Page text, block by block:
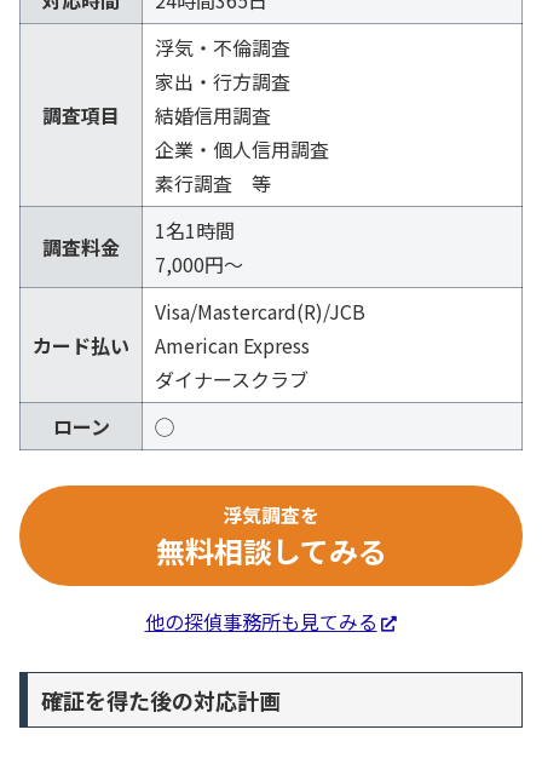
調査項目
浮気・不倫調査
家出・行方調査
結婚信用調査
企業・個人信用調査
素行調査 等
調査料金
1名1時間
7,000円～
カード払い
Visa/Mastercard(R)/JCB
American Express
ダイナースクラブ
ローン
◯
浮気調査を
無料相談してみる
他の探偵事務所も見てみる
確証を得た後の対応計画